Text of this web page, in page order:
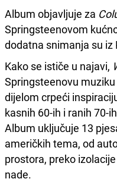
Album objavljuje za
Springsteenovom
dodatna snimanja su iz
Kako se ističe u najavi,
Springsteenovu
dijelom crpeći
kasnih 60-ih i ranih 70-
Album uključuje 13
američkih tema, od
prostora, preko
nade.